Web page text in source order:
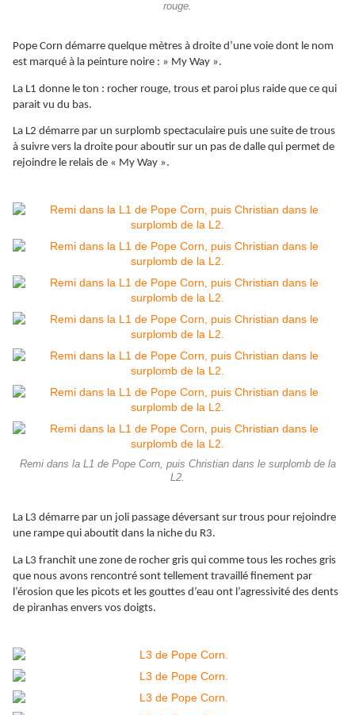
rouge.
Pope Corn démarre quelque mètres à droite d’une voie dont le nom
est marqué à la peinture noire : » My Way ».
La L1 donne le ton : rocher rouge, trous et paroi plus raide que ce qui
parait vu du bas.
La L2 démarre par un surplomb spectaculaire puis une suite de trous
à suivre vers la droite pour aboutir sur un pas de dalle qui permet de
rejoindre le relais de « My Way ».
Remi dans la L1 de Pope Corn, puis Christian dans le surplomb de la
L2.
La L3 démarre par un joli passage déversant sur trous pour rejoindre
une rampe qui aboutit dans la niche du R3.
La L3 franchit une zone de rocher gris qui comme tous les roches gris
que nous avons rencontré sont tellement travaillé finement par
l’érosion que les picots et les gouttes d’eau ont l’agressivité des dents
de piranhas envers vos doigts.